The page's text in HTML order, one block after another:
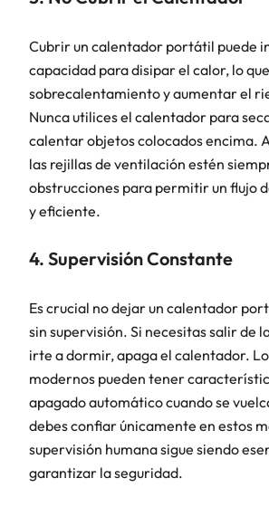
Cubrir un calentador portátil puede
capacidad para disipar el calor, lo
sobrecalentamiento y aumentar el
Nunca utilices el calentador para
calentar objetos colocados encima.
las rejillas de ventilación estén
obstrucciones para permitir un flujo
y eficiente.
4. Supervisión Constante
Es crucial no dejar un calentador
sin supervisión. Si necesitas salir de
irte a dormir, apaga el calentador.
modernos pueden tener
apagado automático cuando se
debes confiar únicamente en estos
supervisión humana sigue siendo
garantizar la seguridad.